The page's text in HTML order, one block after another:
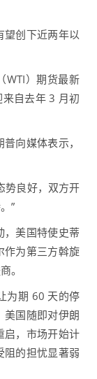
创下近两年以
）期货最新
自去年 3 月初
向媒体表示，
良好，双方开
”
美国特使史蒂
作为第三方斡旋
。
期 60 天的停
美国随即对伊朗
启，市场开始计
阻的担忧显著弱